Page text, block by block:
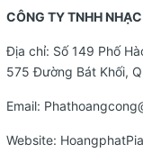
CÔNG TY TNHH
Địa chỉ: Số 149 Phố
575 Đường Bát Khối,
Email:
Website: